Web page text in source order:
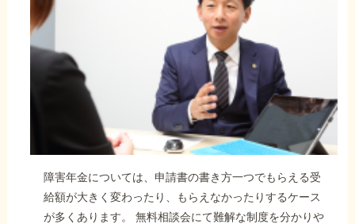
障害年金については、申請書の書き方一つでもらえる受
給額が大きく変わったり、もらえなかったりするケース
が多くあります。 無料相談会にて難解な制度を分かりや